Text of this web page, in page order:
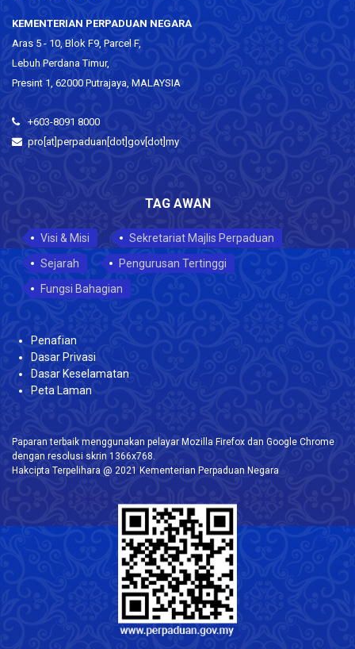
KEMENTERIAN PERPADUAN NEGARA
Aras 5 - 10, Blok F9, Parcel F,
Lebuh Perdana Timur,
Presint 1, 62000 Putrajaya, MALAYSIA
+603-8091 8000
pro[at]perpaduan[dot]gov[dot]my
TAG AWAN
Visi & Misi
Sekretariat Majlis Perpaduan
Sejarah
Pengurusan Tertinggi
Fungsi Bahagian
Penafian
Dasar Privasi
Dasar Keselamatan
Peta Laman
Paparan terbaik menggunakan pelayar Mozilla Firefox dan Google Chrome
dengan resolusi skrin 1366x768.
Hakcipta Terpelihara @ 2021 Kementerian Perpaduan Negara